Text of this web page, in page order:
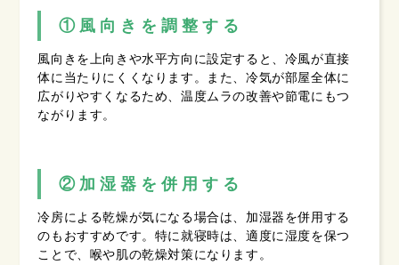
①風向きを調整する
風向きを上向きや水平方向に設定すると、冷風が直接
体に当たりにくくなります。また、冷気が部屋全体に
広がりやすくなるため、温度ムラの改善や節電にもつ
ながります。
②加湿器を併用する
冷房による乾燥が気になる場合は、加湿器を併用する
のもおすすめです。特に就寝時は、適度に湿度を保つ
ことで、喉や肌の乾燥対策になります。